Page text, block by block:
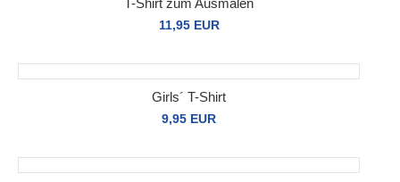
T-Shirt zum Ausmalen
11,95 EUR
Girls´ T-Shirt
9,95 EUR